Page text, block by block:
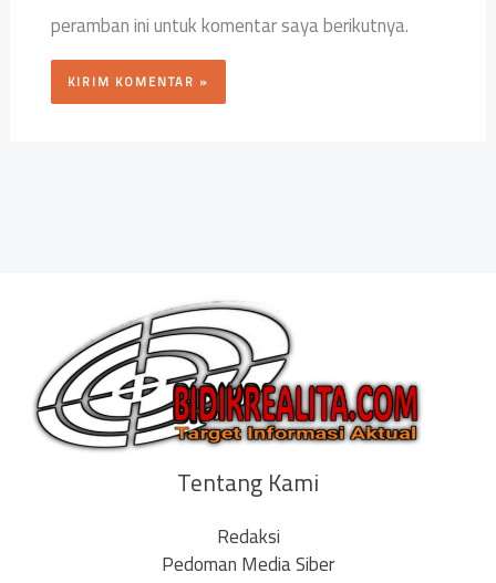
peramban ini untuk komentar saya berikutnya.
Tentang Kami
Redaksi
Pedoman Media Siber